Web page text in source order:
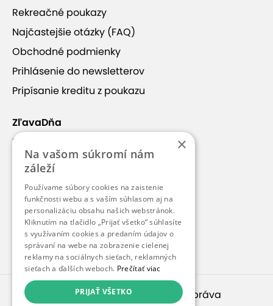
Rekreačné poukazy
Najčastejšie otázky (FAQ)
Obchodné podmienky
Prihlásenie do newsletterov
Pripísanie kreditu z poukazu
ZľavaDňa
Náš príbeh
Kontakt
Kariéra
Blog
Pre médiá
Pre partnerov
© 2010 – 2026inspirago s. r. o.
. Všetky práva
×
Na vašom súkromí nám
záleží
Používame súbory cookies na zaistenie
funkčnosti webu a s vaším súhlasom aj na
personalizáciu obsahu našich webstránok.
Kliknutím na tlačidlo „Prijať všetko“ súhlasíte
s využívaním cookies a predaním údajov o
správaní na webe na zobrazenie cielenej
reklamy na sociálnych sieťach, reklamných
sieťach a ďalších weboch. Prečítať viac
PRIJAŤ VŠETKO